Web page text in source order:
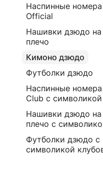
Наспинные
Official
Нашивки дзюдо на
плечо
Кимоно дзюдо
Футболки дзюдо
Наспинные
Club с
Нашивки дзюдо на
плечо с
Футболки дзюдо с
символикой